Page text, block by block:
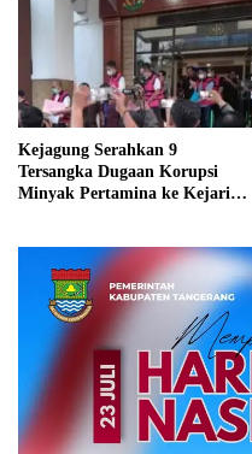
Kejagung Serahkan 9
Tersangka Dugaan Korupsi
Minyak Pertamina ke Kejari